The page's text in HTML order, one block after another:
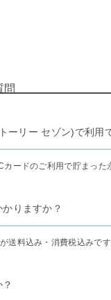
問
ーリー セゾン)で利用
カードのご利用で貯まった
りますか？
送料込み・消費税込みです